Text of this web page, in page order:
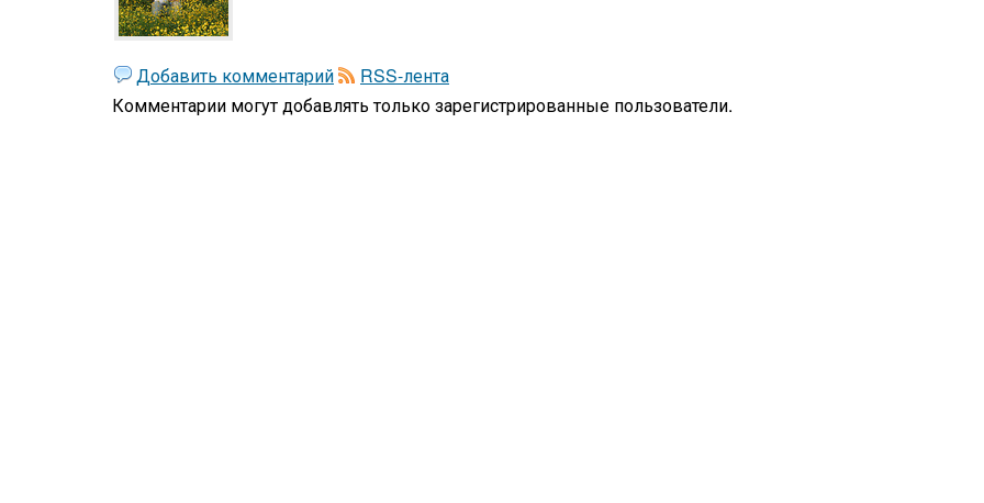
Добавить комментарий
RSS-лента
Комментарии могут добавлять толькозарегистрированные пользователи.